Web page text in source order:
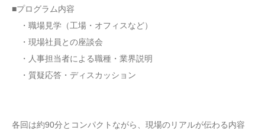
■プログラム内容
・職場見学（工場・オフィスなど）
・現場社員との座談会
・人事担当者による職種・業界説明
・質疑応答・ディスカッション
各回は約90分とコンパクトながら、現場のリアルが伝わる内容